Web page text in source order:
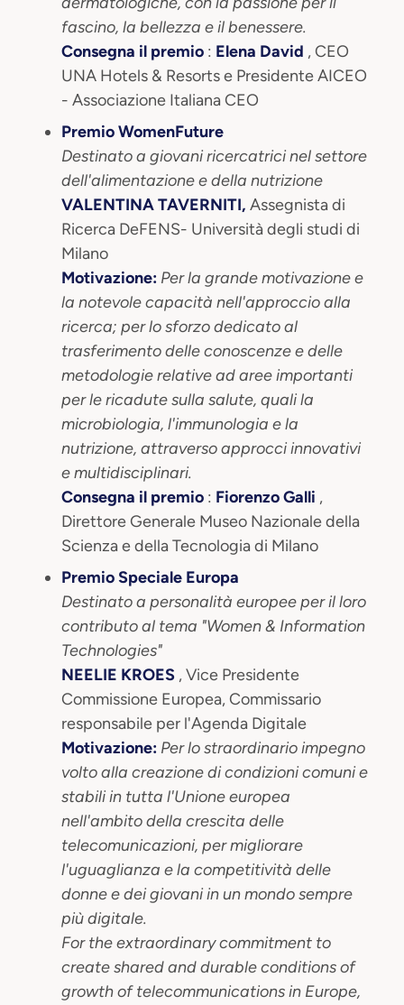
fascino, la bellezza e il benessere.
Consegna il premio : Elena David , CEO
UNA Hotels & Resorts e Presidente AICEO
- Associazione Italiana CEO
Premio WomenFuture
Destinato a giovani ricercatrici nel settore
dell'alimentazione e della nutrizione
VALENTINA TAVERNITI, Assegnista di
Ricerca DeFENS- Università degli studi di
Milano
Motivazione: Per la grande motivazione e
la notevole capacità nell'approccio alla
ricerca; per lo sforzo dedicato al
trasferimento delle conoscenze e delle
metodologie relative ad aree importanti
per le ricadute sulla salute, quali la
microbiologia, l'immunologia e la
nutrizione, attraverso approcci innovativi
e multidisciplinari.
Consegna il premio : Fiorenzo Galli ,
Direttore Generale Museo Nazionale della
Scienza e della Tecnologia di Milano
Premio Speciale Europa
Destinato a personalità europee per il loro
contributo al tema "Women & Information
Technologies"
NEELIE KROES , Vice Presidente
Commissione Europea, Commissario
responsabile per l'Agenda Digitale
Motivazione: Per lo straordinario impegno
volto alla creazione di condizioni comuni e
stabili in tutta l'Unione europea
nell'ambito della crescita delle
telecomunicazioni, per migliorare
l'uguaglianza e la competitività delle
donne e dei giovani in un mondo sempre
più digitale.
For the extraordinary commitment to
create shared and durable conditions of
growth of telecommunications in Europe,